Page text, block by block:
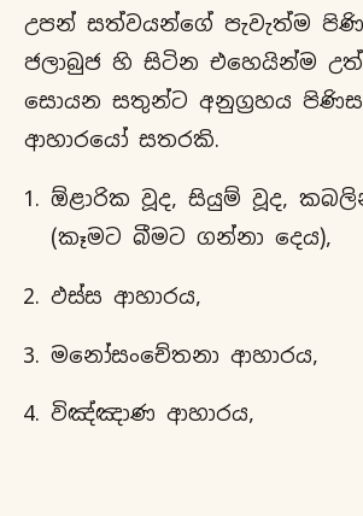
උපන් සත්වයන්ගේ පැවැත්ම
ජලාබුජ හි සිටින එහෙයින්ම
සොයන සතුන්ට අනුග්‍රහය
ආහාරයෝ සතරකි.
ඕළාරික වූද, සියුම් වූද,
(කෑමට බීමට ගන්නා දෙය),
ඵස්ස ආහාරය,
මනෝසංචේතනා ආහාරය,
විඤ්ඤාණ ආහාරය,